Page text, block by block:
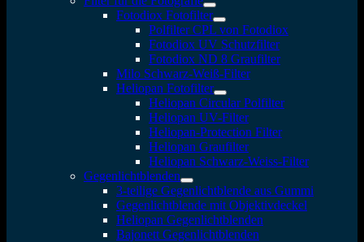
Fotodiox Fotofilter
Polfilter CPL von Fotodiox
Fotodiox UV Schutzfilter
Fotodiox ND 8 Graufilter
Milo Schwarz-Weiß-Filter
Heliopan Fotofilter
Heliopan Circular Polfilter
Heliopan UV-Filter
Heliopan-Protection Filter
Heliopan Graufilter
Heliopan Schwarz-Weiss-Filter
Gegenlichtblenden
3-teilige Gegenlichtblende aus Gummi
Gegenlichtblende mit Objektivdeckel
Heliopan Gegenlichtblenden
Bajonett Gegenlichtblenden